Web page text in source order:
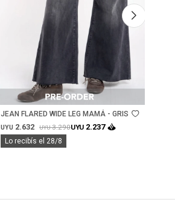
Talle
JEAN FLARED WIDE LEG MAMÁ - GRIS
UYU 2.632 UYU3.290UYU 2.237
Lo recibís el 28/8